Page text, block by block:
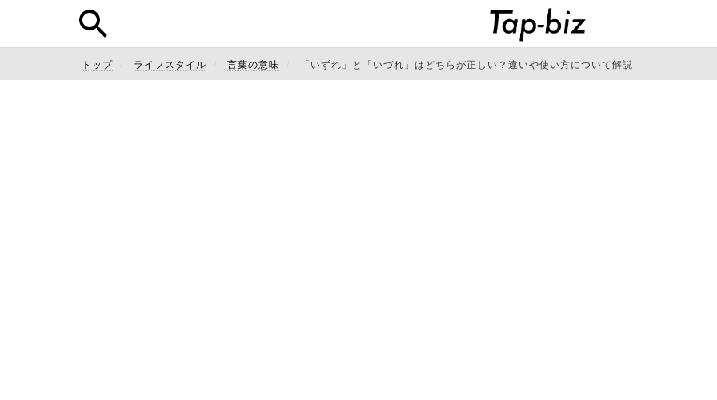
トップ ライフスタイル 言葉の意味 「いずれ」と「いづれ」はどちらが正しい？違いや使い方について解説